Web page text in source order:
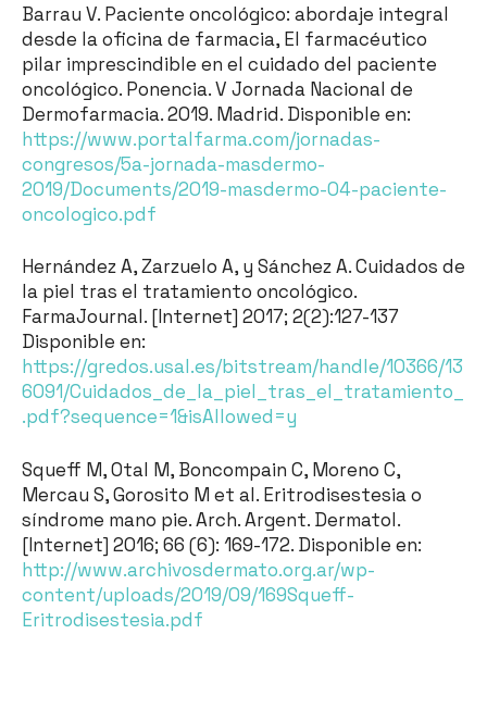
Barrau V. Paciente oncológico: abordaje integral
desde la oficina de farmacia, El farmacéutico
pilar imprescindible en el cuidado del paciente
oncológico. Ponencia. V Jornada Nacional de
Dermofarmacia. 2019. Madrid. Disponible en:
https://www.portalfarma.com/jornadas-
congresos/5a-jornada-masdermo-
2019/Documents/2019-masdermo-04-paciente-
oncologico.pdf
Hernández A, Zarzuelo A, y Sánchez A. Cuidados de
la piel tras el tratamiento oncológico.
FarmaJournal. [Internet] 2017; 2(2):127-137
Disponible en:
https://gredos.usal.es/bitstream/handle/10366/13
6091/Cuidados_de_la_piel_tras_el_tratamiento_
.pdf?sequence=1&isAllowed=y
Squeff M, Otal M, Boncompain C, Moreno C,
Mercau S, Gorosito M et al. Eritrodisestesia o
síndrome mano pie. Arch. Argent. Dermatol.
[Internet] 2016; 66 (6): 169-172. Disponible en:
http://www.archivosdermato.org.ar/wp-
content/uploads/2019/09/169Squeff-
Eritrodisestesia.pdf